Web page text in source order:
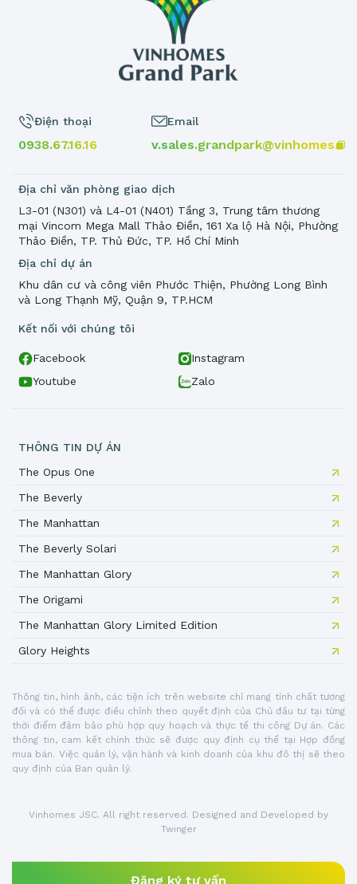
Vinhomes JSC. All right reserved. Designed and Developed by
Twinger
Đăng ký tư vấn
Địa chỉ dự án
Khu dân cư và công viên Phước Thiện, Phường Long Bình
và Long Thạnh Mỹ, Quận 9, TP.HCM
Điện thoại
0938.67.16.16
Email
v.sales.grandpark@vinhomes.vn
Địa chỉ văn phòng giao dịch
L3-01 (N301) và L4-01 (N401) Tầng 3, Trung tâm thương
mại Vincom Mega Mall Thảo Điền, 161 Xa lộ Hà Nội, Phường
Thảo Điền, TP. Thủ Đức, TP. Hồ Chí Minh
Kết nối với chúng tôi
Facebook
Instagram
Youtube
Zalo
THÔNG TIN DỰ ÁN
The Opus One
The Beverly
The Manhattan
The Beverly Solari
The Manhattan Glory
The Origami
The Manhattan Glory Limited Edition
Glory Heights
Thông tin, hình ảnh, các tiện ích trên website chỉ mang tính chất tương
đối và có thể được điều chỉnh theo quyết định của Chủ đầu tư tại từng
thời điểm đảm bảo phù hợp quy hoạch và thực tế thi công Dự án. Các
thông tin, cam kết chính thức sẽ được quy định cụ thể tại Hợp đồng
mua bán. Việc quản lý, vận hành và kinh doanh của khu đô thị sẽ theo
quy định của Ban quản lý.